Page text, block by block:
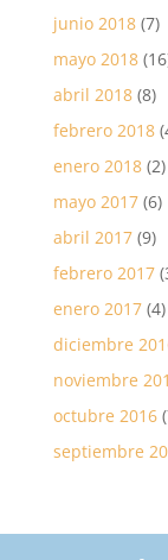
junio 2018(7)
mayo 2018
abril 2018(8)
febrero 2018
enero 2018(2)
mayo 2017(6)
abril 2017(9)
febrero 2017
enero 2017(4)
diciembre
noviembre
octubre 2016
septiembre